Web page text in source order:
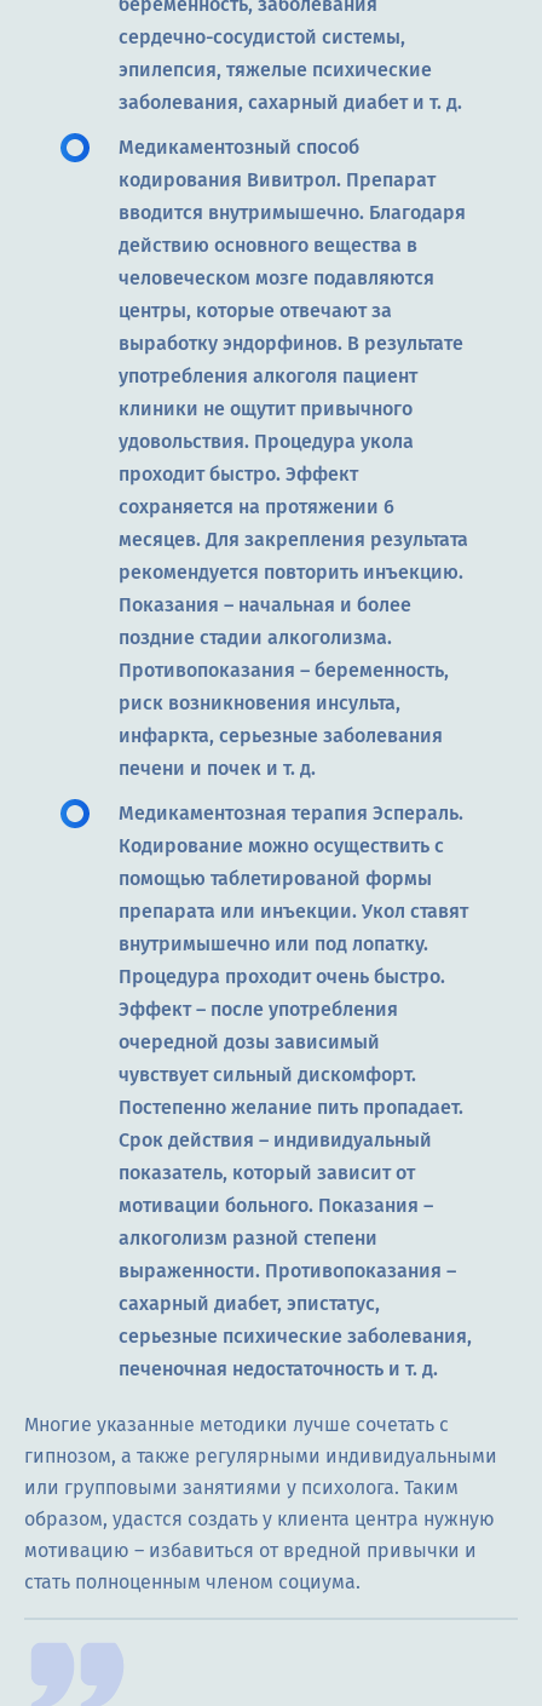
сердечно-сосудистой системы,
эпилепсия, тяжелые психические
заболевания, сахарный диабет и т. д.
Медикаментозный способ
кодирования Вивитрол. Препарат
вводится внутримышечно. Благодаря
действию основного вещества в
человеческом мозге подавляются
центры, которые отвечают за
выработку эндорфинов. В результате
употребления алкоголя пациент
клиники не ощутит привычного
удовольствия. Процедура укола
проходит быстро. Эффект
сохраняется на протяжении 6
месяцев. Для закрепления результата
рекомендуется повторить инъекцию.
Показания – начальная и более
поздние стадии алкоголизма.
Противопоказания – беременность,
риск возникновения инсульта,
инфаркта, серьезные заболевания
печени и почек и т. д.
Медикаментозная терапия Эспераль.
Кодирование можно осуществить с
помощью таблетированой формы
препарата или инъекции. Укол ставят
внутримышечно или под лопатку.
Процедура проходит очень быстро.
Эффект – после употребления
очередной дозы зависимый
чувствует сильный дискомфорт.
Постепенно желание пить пропадает.
Срок действия – индивидуальный
показатель, который зависит от
мотивации больного. Показания –
алкоголизм разной степени
выраженности. Противопоказания –
сахарный диабет, эпистатус,
серьезные психические заболевания,
печеночная недостаточность и т. д.
Многие указанные методики лучше сочетать с
гипнозом, а также регулярными индивидуальными
или групповыми занятиями у психолога. Таким
образом, удастся создать у клиента центра нужную
мотивацию – избавиться от вредной привычки и
стать полноценным членом социума.